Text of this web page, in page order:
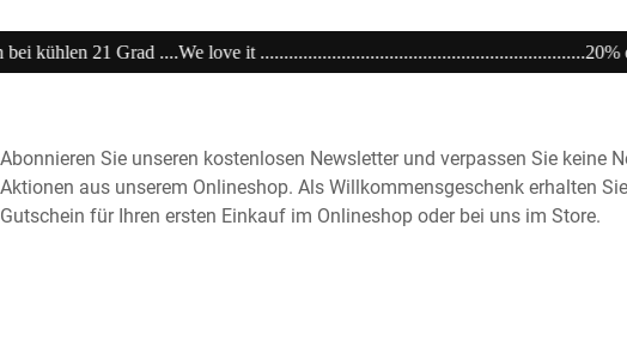
....................................................................20% extra auf Sale
Abonnieren Sie unseren kostenlosen Newsletter und verpassen Sie keine
Aktionen aus unserem Onlineshop. Als Willkommensgeschenk erhalten
Gutschein für Ihren ersten Einkauf im Onlineshop oder bei uns im Store.